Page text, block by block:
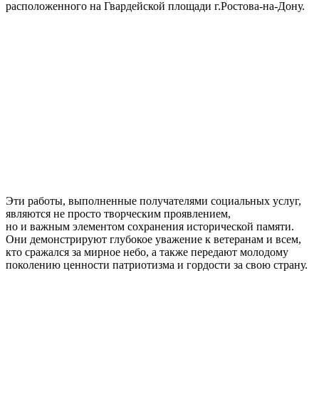
расположенного на Гвардейской площади г.Ростова-на-Дону.
Эти работы, выполненные получателями социальных услуг,
являются не просто творческим проявлением,
но и важным элементом сохранения исторической памяти.
Они демонстрируют глубокое уважение к ветеранам и всем,
кто сражался за мирное небо, а также передают молодому
поколению ценности патриотизма и гордости за свою страну.